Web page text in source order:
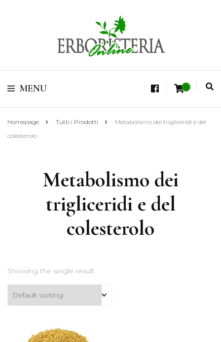
Erboristeria Shop
Online Tisane
Vendita di Botaniche, Erbe e Spezie Officinali, Tisane Terapeutiche Esclusive,
MENU 0
Homepage Tutti i Prodotti
Metabolismo dei trigliceridi e del
colesterolo
Metabolismo dei
trigliceridi e del
colesterolo
Showing the single result